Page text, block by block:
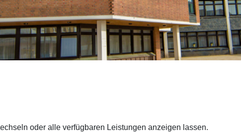
oder alle verfügbaren Leistungen anzeigen lassen.